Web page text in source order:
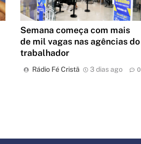
Semana começa com mais
de mil vagas nas agências do
trabalhador
Rádio Fé Cristã 3 dias ago 0